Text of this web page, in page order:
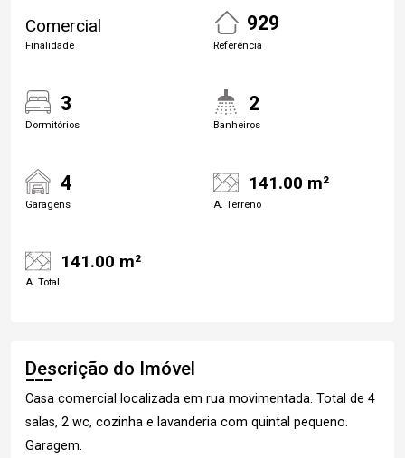
Comercial
Finalidade
929
Referência
3
Dormitórios
2
Banheiros
4
Garagens
141.00 m²
A. Terreno
141.00 m²
A. Total
Descrição do Imóvel
Casa comercial localizada em rua movimentada. Total de 4
salas, 2 wc, cozinha e lavanderia com quintal pequeno.
Garagem.